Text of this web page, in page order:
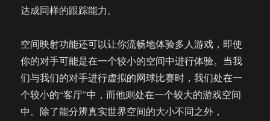
达成同样的跟踪能力。
空间映射功能还可以让你流畅地体验多人游戏，即使
你的对手可能是在一个较小的空间中进行体验。当我
们与我们的对手进行虚拟的网球比赛时，我们处在一
个较小的“客厅”中，而他则处在一个较大的游戏空间
中。除了能分辨真实世界空间的大小不同之外，